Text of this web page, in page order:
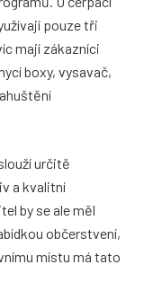
pouze tři
mají zákazníci
boxy, vysavač,
určitě
a kvalitní
by se ale měl
občerstvení,
místu má tato